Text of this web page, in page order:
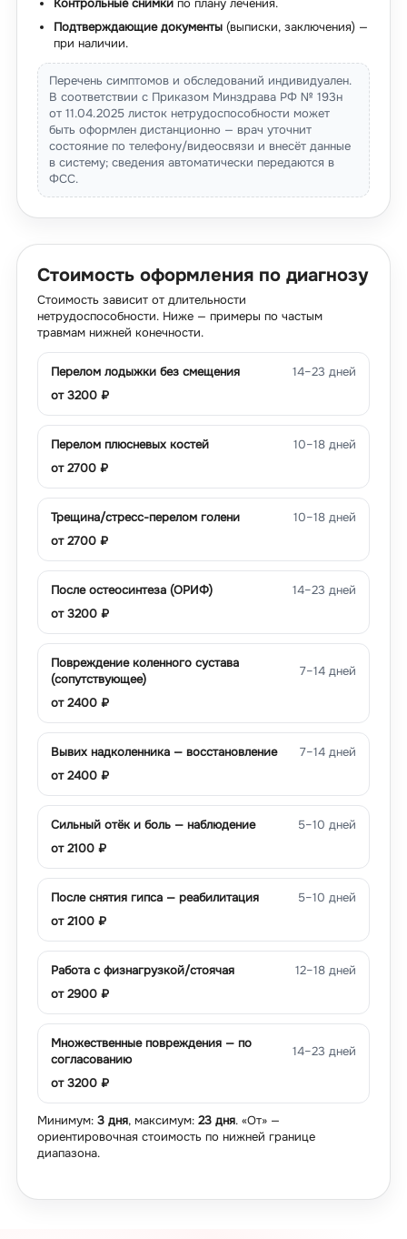
Контрольные снимкипо плану лечения.
Подтверждающие документы(выписки, заключения) —
при наличии.
Перечень симптомов и обследований индивидуален.
В соответствии с Приказом Минздрава РФ № 193н
от 11.04.2025 листок нетрудоспособности может
быть оформлен дистанционно — врач уточнит
состояние по телефону/видеосвязи и внесёт данные
в систему; сведения автоматически передаются в
ФСС.
Стоимость оформления по диагнозу
Стоимость зависит от длительности
нетрудоспособности. Ниже — примеры по частым
травмам нижней конечности.
Перелом лодыжки без смещения
14–23 дней
от3200 ₽
Перелом плюсневых костей
10–18 дней
от2700 ₽
Трещина/стресс-перелом голени
10–18 дней
от2700 ₽
После остеосинтеза (ОРИФ)
14–23 дней
от3200 ₽
Повреждение коленного сустава
(сопутствующее)
7–14 дней
от2400 ₽
Вывих надколенника — восстановление
7–14 дней
от2400 ₽
Сильный отёк и боль — наблюдение
5–10 дней
от2100 ₽
После снятия гипса — реабилитация
5–10 дней
от2100 ₽
Работа с физнагрузкой/стоячая
12–18 дней
от2900 ₽
Множественные повреждения — по
согласованию
14–23 дней
от3200 ₽
Минимум: 3 дня, максимум: 23 дня. «От» —
ориентировочная стоимость по нижней границе
диапазона.